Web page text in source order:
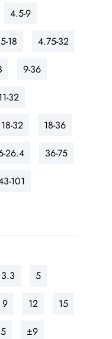
4.5-9
18 4.75-32
9-36
32
18-32 18-36
26.4 36-75
101
3.3 5
9 12 15
±9